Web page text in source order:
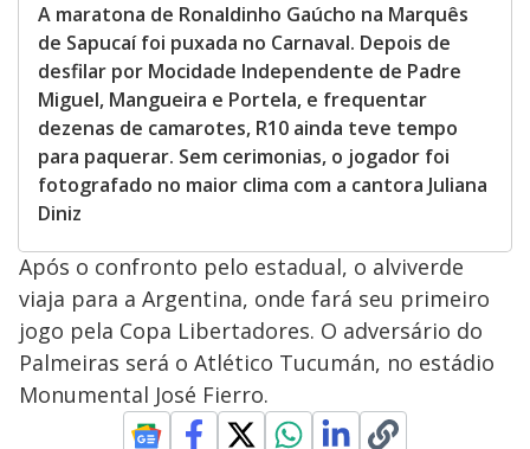
A maratona de Ronaldinho Gaúcho na Marquês
de Sapucaí foi puxada no Carnaval. Depois de
desfilar por Mocidade Independente de Padre
Miguel, Mangueira e Portela, e frequentar
dezenas de camarotes, R10 ainda teve tempo
para paquerar. Sem cerimonias, o jogador foi
fotografado no maior clima com a cantora Juliana
Diniz
Após o confronto pelo estadual, o alviverde
viaja para a Argentina, onde fará seu primeiro
jogo pela Copa Libertadores. O adversário do
Palmeiras será o Atlético Tucumán, no estádio
Monumental José Fierro.